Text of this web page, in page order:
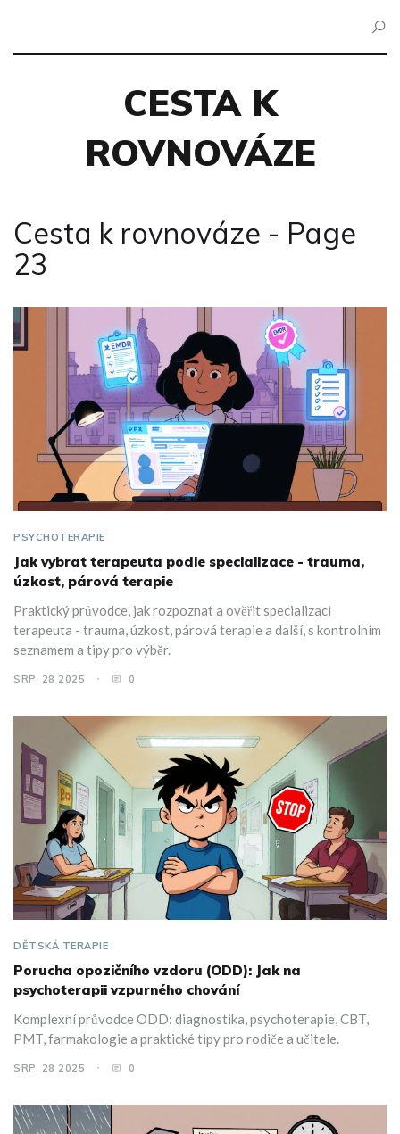
CESTA K
ROVNOVÁZE
Cesta k rovnováze - Page
23
PSYCHOTERAPIE
Jak vybrat terapeuta podle specializace - trauma,
úzkost, párová terapie
Praktický průvodce, jak rozpoznat a ověřit specializaci
terapeuta - trauma, úzkost, párová terapie a další, s kontrolním
seznamem a tipy pro výběr.
SRP, 28 2025 0
DĚTSKÁ TERAPIE
Porucha opozičního vzdoru (ODD): Jak na
psychoterapii vzpurného chování
Komplexní průvodce ODD: diagnostika, psychoterapie, CBT,
PMT, farmakologie a praktické tipy pro rodiče a učitele.
SRP, 28 2025 0